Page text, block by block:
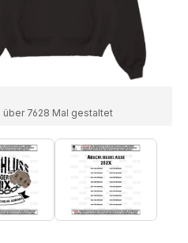
7628 Mal gestaltet